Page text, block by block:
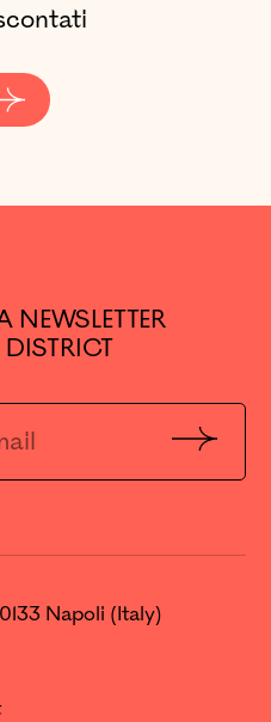
NEWSLETTER
DISTRICT
Invia
Napoli (Italy)